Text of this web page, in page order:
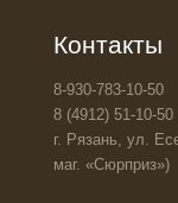
Контакты
8-930-783-10-50
8 (4912) 51-10-50
г. Рязань, ул.
маг. «Сюрприз»)